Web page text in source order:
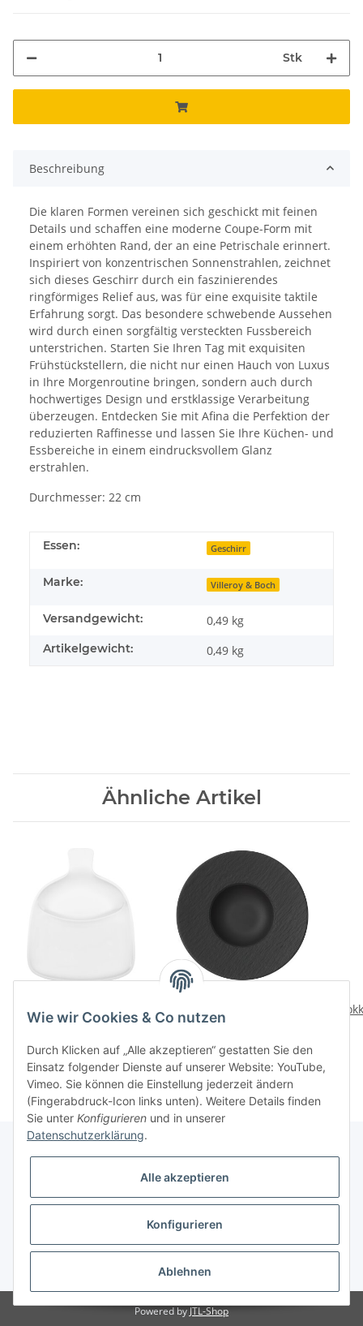
Stk
Beschreibung
Die klaren Formen vereinen sich geschickt mit feinen
Details und schaffen eine moderne Coupe-Form mit
einem erhöhten Rand, der an eine Petrischale erinnert.
Inspiriert von konzentrischen Sonnenstrahlen, zeichnet
sich dieses Geschirr durch ein faszinierendes
ringförmiges Relief aus, was für eine exquisite taktile
Erfahrung sorgt. Das besondere schwebende Aussehen
wird durch einen sorgfältig versteckten Fussbereich
unterstrichen. Starten Sie Ihren Tag mit exquisiten
Frühstückstellern, die nicht nur einen Hauch von Luxus
in Ihre Morgenroutine bringen, sondern auch durch
hochwertiges Design und erstklassige Verarbeitung
überzeugen. Entdecken Sie mit Afina die Perfektion der
reduzierten Raffinesse und lassen Sie Ihre Küchen- und
Essbereiche in einem eindrucksvollem Glanz
erstrahlen.
Durchmesser: 22 cm
Essen: Geschirr
Marke: Villeroy & Boch
Versandgewicht: 0,49 kg
Artikelgewicht: 0,49 kg
Ähnliche Artikel
38,90 CHF*
38,90 CHF
Gesetzliche Informationen
* Alle Preise inkl. gesetzlicher USt., zzgl.Versand
Powered byJTL-Shop
Wie wir Cookies & Co nutzen
Durch Klicken auf „Alle akzeptieren“ gestatten Sie den
Einsatz folgender Dienste auf unserer Website: YouTube,
Vimeo. Sie können die Einstellung jederzeit ändern
(Fingerabdruck-Icon links unten). Weitere Details finden
Sie unter Konfigurieren und in unserer
Datenschutzerklärung.
Alle akzeptieren
Konfigurieren
Ablehnen